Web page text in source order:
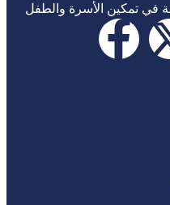
تمكين الأسرة والطفل